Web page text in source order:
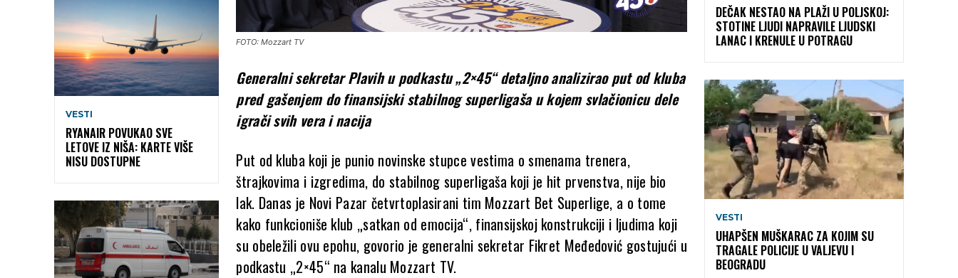
VESTI
RYANAIR POVUKAO SVE
LETOVE IZ NIŠA: KARTE VIŠE
NISU DOSTUPNE
FOTO: Mozzart TV
Generalni sekretar Plavih u podkastu „2×45“ detaljno analizirao put od kluba
pred gašenjem do finansijski stabilnog superligaša u kojem svlačionicu dele
igrači svih vera i nacija
Put od kluba koji je punio novinske stupce vestima o smenama trenera,
štrajkovima i izgredima, do stabilnog superligaša koji je hit prvenstva, nije bio
lak. Danas je Novi Pazar četvrtoplasirani tim Mozzart Bet Superlige, a o tome
kako funkcioniše klub „satkan od emocija“, finansijskoj konstrukciji i ljudima koji
su obeležili ovu epohu, govorio je generalni sekretar Fikret Međedović gostujući u
podkastu „2×45“ na kanalu Mozzart TV.
DEČAK NESTAO NA PLAŽI U POLJSKOJ:
STOTINE LJUDI NAPRAVILE LJUDSKI
LANAC I KRENULE U POTRAGU
VESTI
UHAPŠEN MUŠKARAC ZA KOJIM SU
TRAGALE POLICIJE U VALJEVU I
BEOGRADU